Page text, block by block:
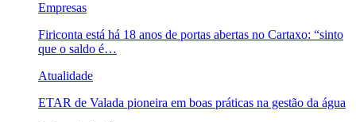
Empresas
Firiconta está há 18 anos de portas abertas no Cartaxo: “sinto
que o saldo é…
Atualidade
ETAR de Valada pioneira em boas práticas na gestão da água